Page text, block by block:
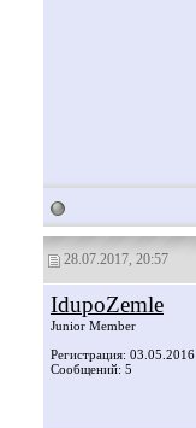
28.07.2017, 20:57
IdupoZemle
Junior Member
Регистрация: 03.05.2016
Сообщений: 5